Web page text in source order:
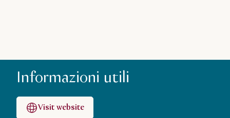
Informazioni utili
Visit website